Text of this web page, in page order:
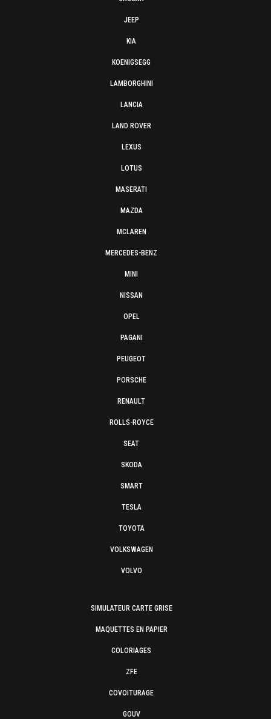
JEEP
KIA
KOENIGSEGG
LAMBORGHINI
LANCIA
LAND ROVER
LEXUS
LOTUS
MASERATI
MAZDA
MCLAREN
MERCEDES-BENZ
MINI
NISSAN
OPEL
PAGANI
PEUGEOT
PORSCHE
RENAULT
ROLLS-ROYCE
SEAT
SKODA
SMART
TESLA
TOYOTA
VOLKSWAGEN
VOLVO
SIMULATEUR CARTE GRISE
MAQUETTES EN PAPIER
COLORIAGES
ZFE
COVOITURAGE
GOUV